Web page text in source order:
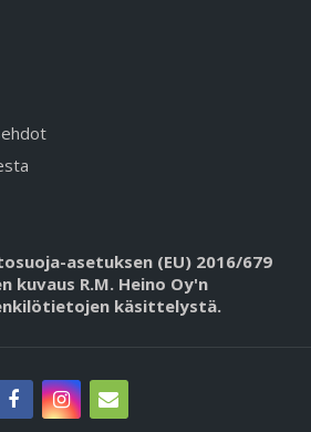
asetuksen (EU) 2016/679
kuvaus R.M. Heino Oy'n
käsittelystä.